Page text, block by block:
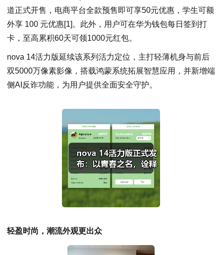
道正式开售，电商平台全款预售即可享50元优惠，学生可额
外享 100 元优惠[1]。此外，用户可在华为钱包每日签到打
卡，至高累积60天可领1000元红包。
nova 14活力版延续该系列活力定位，主打轻薄机身与前后
双5000万像素影像，搭载鸿蒙系统拓展智慧应用，并新增端
侧AI反诈功能，为用户提供全面安全守护。
轻盈时尚，潮流外观更出众